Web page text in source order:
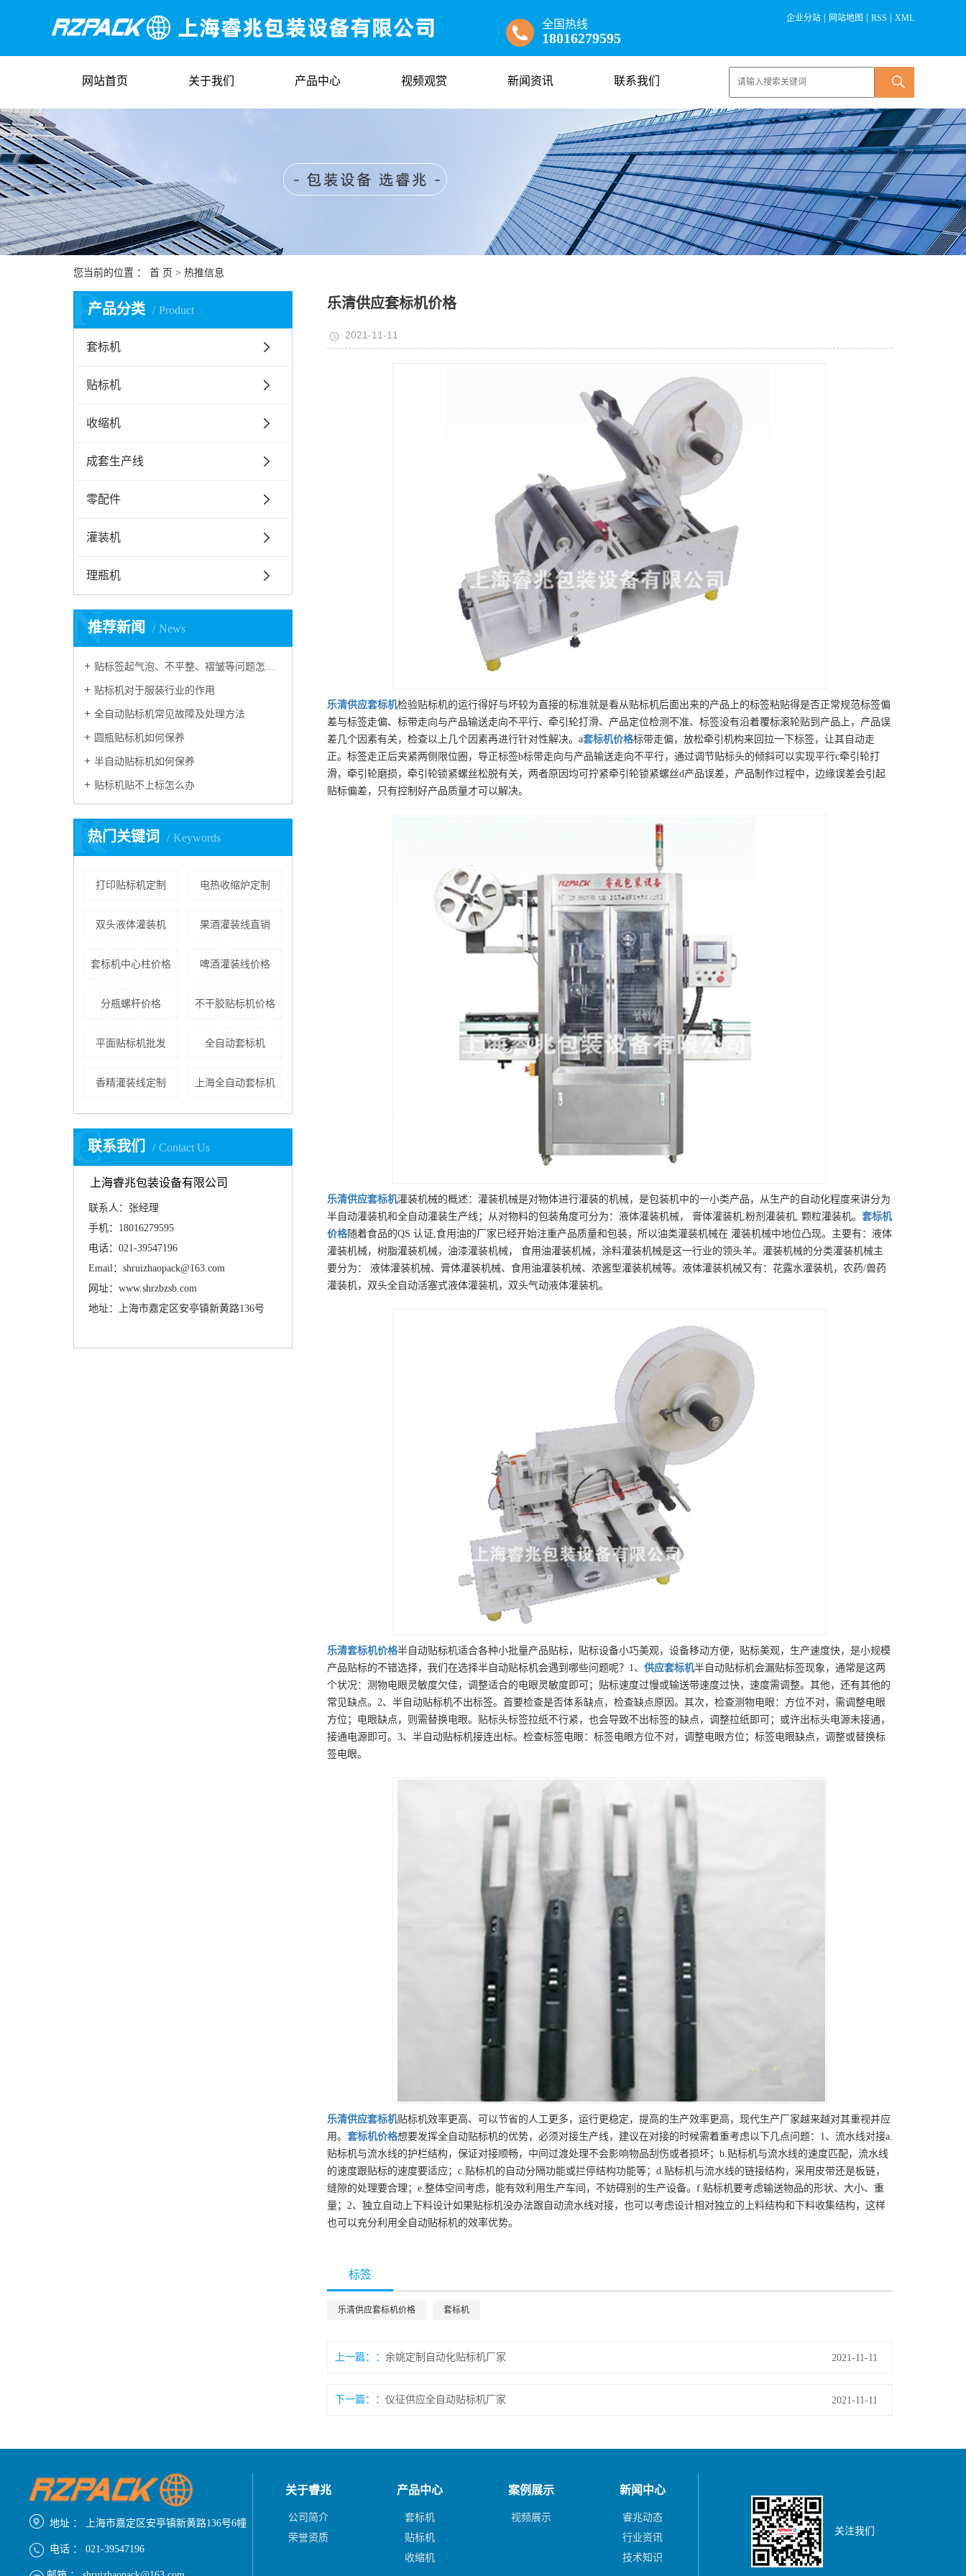
全国热线
18016279595
企业分站 网站地图 RSS XML
网站首页 关于我们 产品中心 视频观赏 新闻资讯 联系我们
您当前的位置 ： 首 页 > 热推信息
产品分类 Product
P
套标机
贴标机
收缩机
成套生产线
零配件
灌装机
理瓶机
推荐新闻 News
N
贴标签起气泡、不平整、褶皱等问题怎么处理？
贴标机对于服装行业的作用
全自动贴标机常见故障及处理方法
圆瓶贴标机如何保养
半自动贴标机如何保养
贴标机贴不上标怎么办
热门关键词 Keywords
K
打印贴标机定制 电热收缩炉定制
双头液体灌装机 果酒灌装线直销
套标机中心柱价格 啤酒灌装线价格
分瓶螺杆价格 不干胶贴标机价格
平面贴标机批发 全自动套标机
香精灌装线定制 上海全自动套标机
联系我们 Contact Us
C
上海睿兆包装设备有限公司
联系人：张经理
手机：18016279595
电话：021-39547196
Email：shruizhaopack@163.com
网址：www.shrzbzsb.com
地址：上海市嘉定区安亭镇新黄路136号
乐清供应套标机价格
2021-11-11
乐清供应套标机检验贴标机的运行得好与坏较为直接的标准就是看从贴标机后面出来的产品上的标签粘贴得是否正常规范标签偏
差与标签走偏、标带走向与产品输送走向不平行、牵引轮打滑、产品定位检测不准、标签没有沿着覆标滚轮贴到产品上，产品误
差几个因素有关，检查以上几个因素再进行针对性解决。a套标机价格标带走偏，放松牵引机构来回拉一下标签，让其自动走
正。标签走正后夹紧两侧限位圈，导正标签b标带走向与产品输送走向不平行，通过调节贴标头的倾斜可以实现平行c牵引轮打
滑，牵引轮磨损，牵引轮锁紧螺丝松脱有关，两者原因均可拧紧牵引轮锁紧螺丝d产品误差，产品制作过程中，边缘误差会引起
贴标偏差，只有控制好产品质量才可以解决。
乐清供应套标机灌装机械的概述：灌装机械是对物体进行灌装的机械，是包装机中的一小类产品，从生产的自动化程度来讲分为
半自动灌装机和全自动灌装生产线；从对物料的包装角度可分为：液体灌装机械， 膏体灌装机,粉剂灌装机, 颗粒灌装机。 套标机
价格随着食品的QS 认证,食用油的厂家已经开始注重产品质量和包装，所以油类灌装机械在 灌装机械中地位凸现。主要有：液体
灌装机械，树脂灌装机械，油漆灌装机械， 食用油灌装机械，涂料灌装机械是这一行业的领头羊。灌装机械的分类灌装机械主
要分为： 液体灌装机械、膏体灌装机械、食用油灌装机械、浓酱型灌装机械等。液体灌装机械又有：花露水灌装机，农药/兽药
灌装机，双头全自动活塞式液体灌装机，双头气动液体灌装机。
乐清套标机价格半自动贴标机适合各种小批量产品贴标，贴标设备小巧美观，设备移动方便，贴标美观，生产速度快，是小规模
产品贴标的不错选择，我们在选择半自动贴标机会遇到哪些问题呢？1、 供应套标机半自动贴标机会漏贴标签现象，通常是这两
个状况：测物电眼灵敏度欠佳，调整适合的电眼灵敏度即可；贴标速度过慢或输送带速度过快，速度需调整。其他，还有其他的
常见缺点。2、半自动贴标机不出标签。首要检查是否体系缺点，检查缺点原因。其次，检查测物电眼：方位不对，需调整电眼
方位；电眼缺点，则需替换电眼。贴标头标签拉纸不行紧，也会导致不出标签的缺点，调整拉纸即可；或许出标头电源未接通，
接通电源即可。3、半自动贴标机接连出标。检查标签电眼：标签电眼方位不对，调整电眼方位；标签电眼缺点，调整或替换标
签电眼。
乐清供应套标机贴标机效率更高、可以节省的人工更多，运行更稳定，提高的生产效率更高，现代生产厂家越来越对其重视并应
用。 套标机价格想要发挥全自动贴标机的优势，必须对接生产线，建议在对接的时候需着重考虑以下几点问题：1、流水线对接a.
贴标机与流水线的护栏结构，保证对接顺畅，中间过渡处理不会影响物品刮伤或者损坏；b.贴标机与流水线的速度匹配，流水线
的速度跟贴标的速度要适应；c.贴标机的自动分隔功能或拦停结构功能等；d.贴标机与流水线的链接结构，采用皮带还是板链，
缝隙的处理要合理；e.整体空间考虑，能有效利用生产车间，不妨碍别的生产设备。f.贴标机要考虑输送物品的形状、大小、重
量；2、独立自动上下料设计如果贴标机没办法跟自动流水线对接，也可以考虑设计相对独立的上料结构和下料收集结构，这样
也可以充分利用全自动贴标机的效率优势。
标签
乐清供应套标机价格 套标机
上一篇： 余姚定制自动化贴标机厂家 2021-11-11
下一篇： 仪征供应全自动贴标机厂家 2021-11-11
地址 ： 上海市嘉定区安亭镇新黄路136号6幢
电话 ： 021-39547196
关于睿兆
公司简介
荣誉资质
产品中心
套标机
贴标机
收缩机
案例展示
视频展示
新闻中心
睿兆动态
行业资讯
技术知识
关注我们